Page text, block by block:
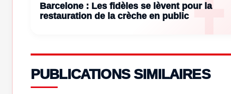
Barcelone : Les fidèles se lèvent pour la
restauration de la crèche en public
PUBLICATIONS SIMILAIRES